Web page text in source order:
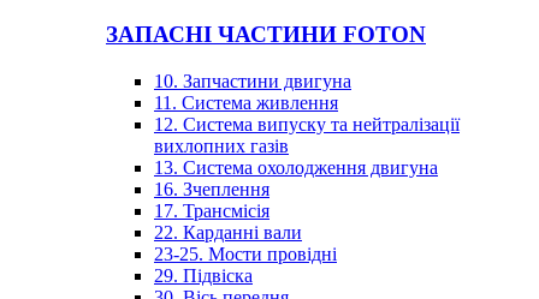
ЗАПАСНІ ЧАСТИНИ FOTON
10. Запчастини двигуна
11. Система живлення
12. Система випуску та нейтралізації
вихлопних газів
13. Система охолодження двигуна
16. Зчеплення
17. Трансмісія
22. Карданні вали
23-25. Мости провідні
29. Підвіска